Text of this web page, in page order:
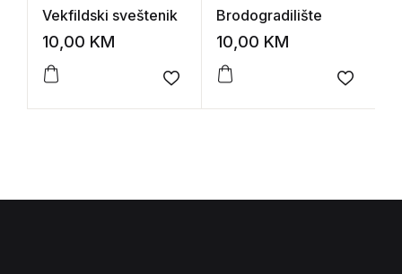
Vekfildski sveštenik
10,00 KM
Add to wishlist
Brodogradilište
10,00 KM
Add to